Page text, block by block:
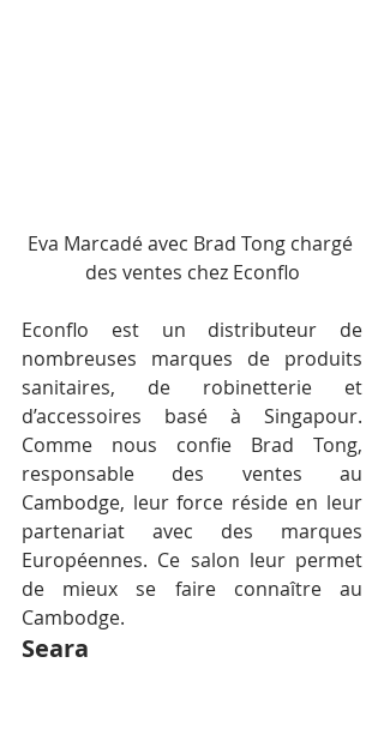
Eva Marcadé avec Brad Tong chargé
des ventes chez Econflo
Econflo est un distributeur de
nombreuses marques de produits
sanitaires, de robinetterie et
d’accessoires basé à Singapour.
Comme nous confie Brad Tong,
responsable des ventes au
Cambodge, leur force réside en leur
partenariat avec des marques
Européennes. Ce salon leur permet
de mieux se faire connaître au
Cambodge.
Seara